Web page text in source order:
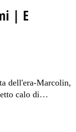
| E
dell'era-Marcolin,
calo di